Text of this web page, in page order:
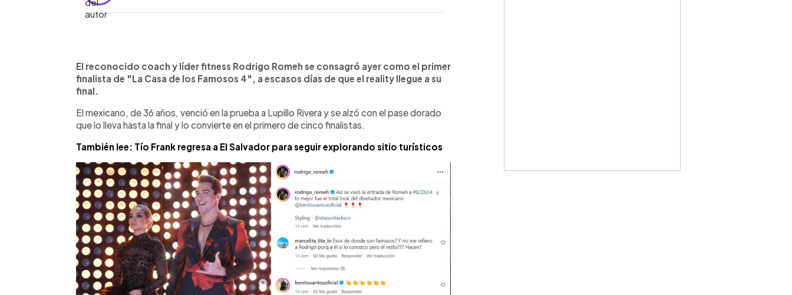
Escuchar artículo
El reconocido coach y líder fitness Rodrigo Romeh se consagró ayer como el primer
finalista de "La Casa de los Famosos 4", a escasos días de que el reality llegue a su
final.
El mexicano, de 36 años, venció en la prueba a Lupillo Rivera y se alzó con el pase dorado
que lo lleva hasta la final y lo convierte en el primero de cinco finalistas.
También lee: Tío Frank regresa a El Salvador para seguir explorando sitio turísticos